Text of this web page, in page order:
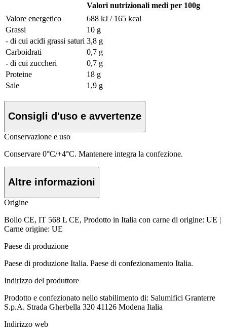
Valori nutrizionali medi per 100g
Valore energetico
688 kJ / 165 kcal
Grassi
10 g
- di cui acidi grassi saturi 3,8 g
Carboidrati
0,7 g
- di cui zuccheri
0,7 g
Proteine
18 g
Sale
1,9 g
Consigli d'uso e avvertenze
Conservazione e uso
Conservare 0°C/+4°C. Mantenere integra la confezione.
Altre informazioni
Origine
Bollo CE, IT 568 L CE, Prodotto in Italia con carne di origine: UE |
Carne origine: UE
Paese di produzione
Paese di produzione Italia. Paese di confezionamento Italia.
Indirizzo del produttore
Prodotto e confezionato nello stabilimento di: Salumifici Granterre
S.p.A. Strada Gherbella 320 41126 Modena Italia
Indirizzo web